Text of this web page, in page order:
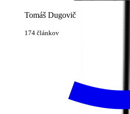
Tomáš Dugovič
174 článkov